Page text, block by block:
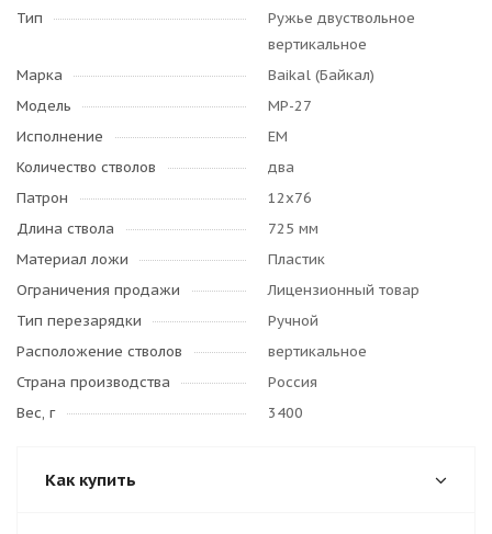
Тип
Ружье двуствольное
вертикальное
Марка
Baikal (Байкал)
Модель
МР-27
Исполнение
ЕМ
Количество стволов
два
Патрон
12х76
Длина ствола
725 мм
Материал ложи
Пластик
Ограничения продажи
Лицензионный товар
Тип перезарядки
Ручной
Расположение стволов
вертикальное
Страна производства
Россия
Вес, г
3400
Как купить